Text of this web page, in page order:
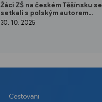
Žáci ZŠ na českém Těšínsku se
setkali s polským autorem
dětských knih Grzegorzem
30. 10. 2025
Cestování